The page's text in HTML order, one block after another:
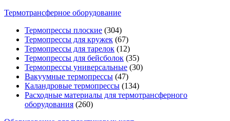
Термотрансферное оборудование
Термопрессы плоские (304)
Термопрессы для кружек (67)
Термопрессы для тарелок (12)
Термопрессы для бейсболок (35)
Термопрессы универсальные (30)
Вакуумные термопрессы (47)
Каландровые термопрессы (134)
Расходные материалы для термотрансферного
оборудования (260)